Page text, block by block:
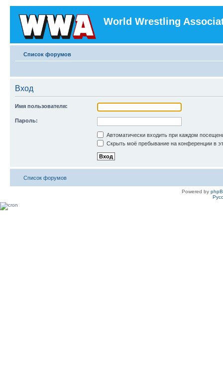
World Wrestling
Список форумов
Вход
Имя пользователя:
Пароль:
Автоматически входить при каждом
Скрыть моё пребывание на конференции в
Список форумов
Powered by